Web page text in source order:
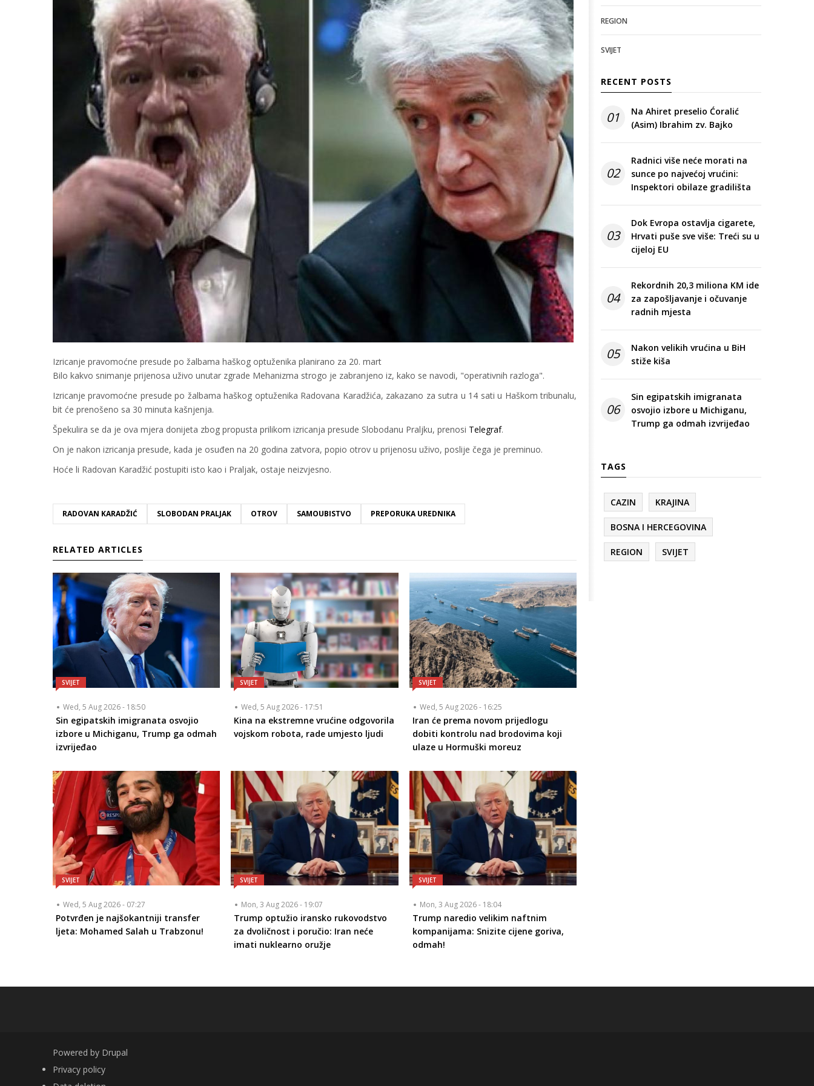
Izricanje pravomoćne presude po žalbama haškog optuženika planirano za 20. mart
Bilo kakvo snimanje prijenosa uživo unutar zgrade Mehanizma strogo je zabranjeno iz, kako se navodi, "operativnih razloga".
Izricanje pravomoćne presude po žalbama haškog optuženika Radovana Karadžića, zakazano za sutra u 14 sati u Haškom tribunalu,
bit će prenošeno sa 30 minuta kašnjenja.
Špekulira se da je ova mjera donijeta zbog propusta prilikom izricanja presude Slobodanu Praljku, prenosi Telegraf.
On je nakon izricanja presude, kada je osuđen na 20 godina zatvora, popio otrov u prijenosu uživo, poslije čega je preminuo.
Hoće li Radovan Karadžić postupiti isto kao i Praljak, ostaje neizvjesno.
RADOVAN KARADŽIĆ SLOBODAN PRALJAK OTROV SAMOUBISTVO PREPORUKA UREDNIKA
RELATED ARTICLES
SVIJET
Wed, 5 Aug 2026 - 18:50
Sin egipatskih imigranata osvojio
izbore u Michiganu, Trump ga odmah
izvrijeđao
SVIJET
Wed, 5 Aug 2026 - 17:51
Kina na ekstremne vrućine odgovorila
vojskom robota, rade umjesto ljudi
SVIJET
Wed, 5 Aug 2026 - 16:25
Iran će prema novom prijedlogu
dobiti kontrolu nad brodovima koji
ulaze u Hormuški moreuz
SVIJET
Wed, 5 Aug 2026 - 07:27
Potvrđen je najšokantniji transfer
ljeta: Mohamed Salah u Trabzonu!
SVIJET
Mon, 3 Aug 2026 - 19:07
Trump optužio iransko rukovodstvo
za dvoličnost i poručio: Iran neće
imati nuklearno oružje
SVIJET
Mon, 3 Aug 2026 - 18:04
Trump naredio velikim naftnim
kompanijama: Snizite cijene goriva,
odmah!
REGION
SVIJET
RECENT POSTS
01
Na Ahiret preselio Ćoralić
(Asim) Ibrahim zv. Bajko
02
Radnici više neće morati na
sunce po najvećoj vrućini:
Inspektori obilaze gradilišta
03
Dok Evropa ostavlja cigarete,
Hrvati puše sve više: Treći su u
cijeloj EU
04
Rekordnih 20,3 miliona KM ide
za zapošljavanje i očuvanje
radnih mjesta
05
Nakon velikih vrućina u BiH
stiže kiša
06
Sin egipatskih imigranata
osvojio izbore u Michiganu,
Trump ga odmah izvrijeđao
TAGS
CAZIN KRAJINA
BOSNA I HERCEGOVINA
REGION SVIJET
Powered by Drupal
FOOTER
Privacy policy